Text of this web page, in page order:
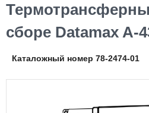
сборе Datamax A-
Каталожный номер 78-2474-01